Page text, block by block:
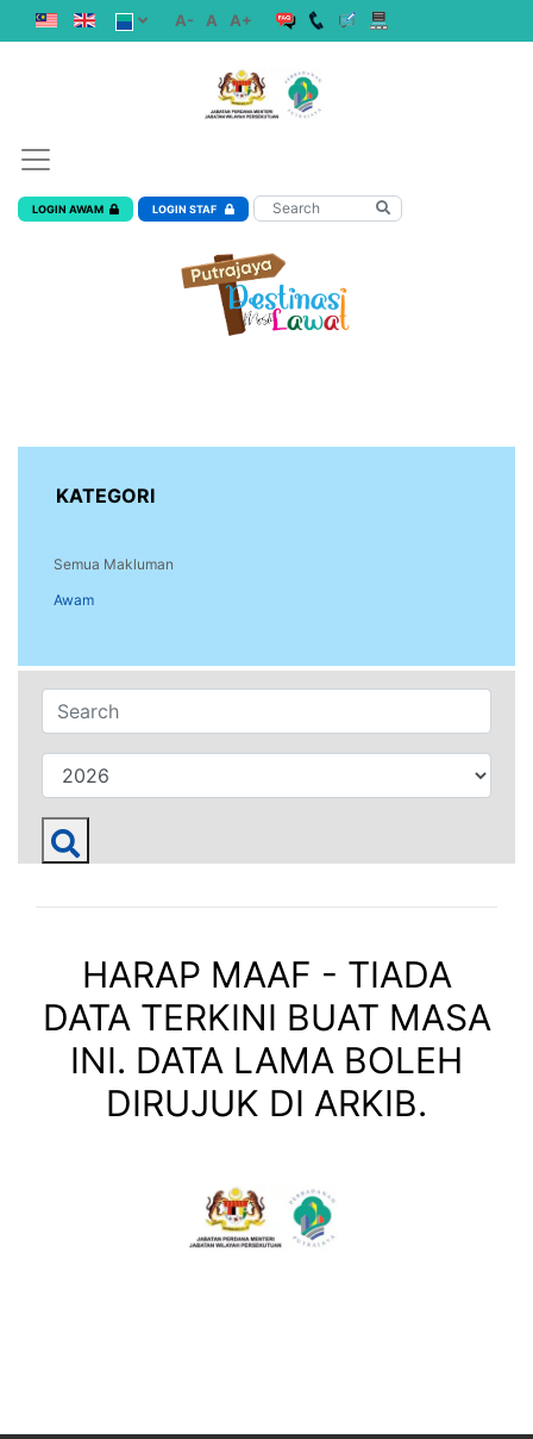
A- A A+
LOGIN AWAM LOGIN STAF
KATEGORI
Semua Makluman
Awam
HARAP MAAF - TIADA
DATA TERKINI BUAT MASA
INI. DATA LAMA BOLEH
DIRUJUK DI ARKIB.